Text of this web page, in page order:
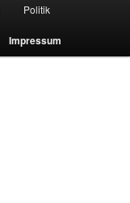
Politik
Impressum